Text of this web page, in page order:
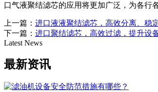
口气液聚结滤芯的应用将更加广泛，为各行
上一篇： 进口液液聚结滤芯，高效分离、稳
下一篇： 进口聚结滤芯，高效过滤，提升设
Latest News
最新资讯